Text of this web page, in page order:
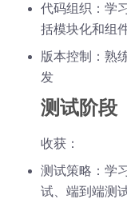
代码组织：学
括模块化和组
版本控制：熟
发
测试阶段
收获：
测试策略：学
试、端到端测